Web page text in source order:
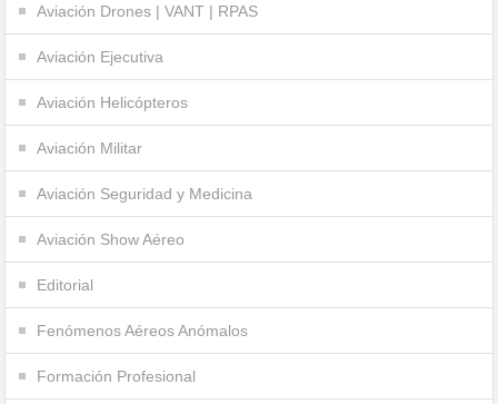
Aviación Drones | VANT | RPAS
Aviación Ejecutiva
Aviación Helicópteros
Aviación Militar
Aviación Seguridad y Medicina
Aviación Show Aéreo
Editorial
Fenómenos Aéreos Anómalos
Formación Profesional